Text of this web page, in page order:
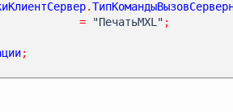
.
= "ПечатьMXL" ;
;